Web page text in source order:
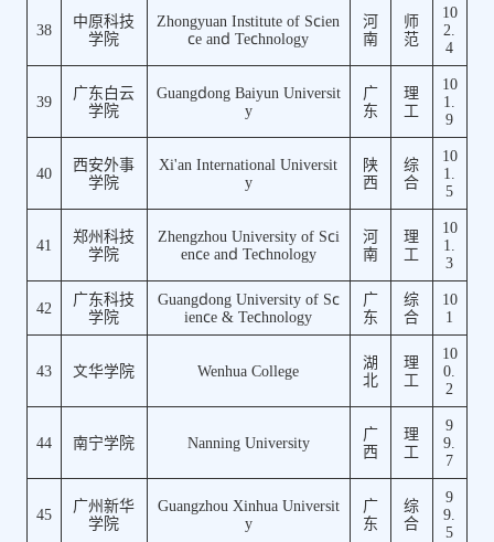
38
中原科技
学院
Zhongyuan Institute of Scien
ce and Technology
河
南
师
范
10
2.
4
39
广东白云
学院
Guangdong Baiyun Universit
y
广
东
理
工
10
1.
9
40
西安外事
学院
Xi'an International Universit
y
陕
西
综
合
10
1.
5
41
郑州科技
学院
Zhengzhou University of Sci
ence and Technology
河
南
理
工
10
1.
3
42
广东科技
学院
Guangdong University of Sc
ience & Technology
广
东
综
合
10
1
43 文华学院 Wenhua College
湖
北
理
工
10
0.
2
44 南宁学院 Nanning University
广
西
理
工
9
9.
7
45
广州新华
学院
Guangzhou Xinhua Universit
y
广
东
综
合
9
9.
5